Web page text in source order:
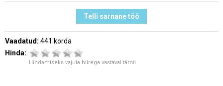
Telli sarnane töö
Vaadatud: 441 korda
Hinda:
Hindamiseks vajuta hiirega vastaval tärnil